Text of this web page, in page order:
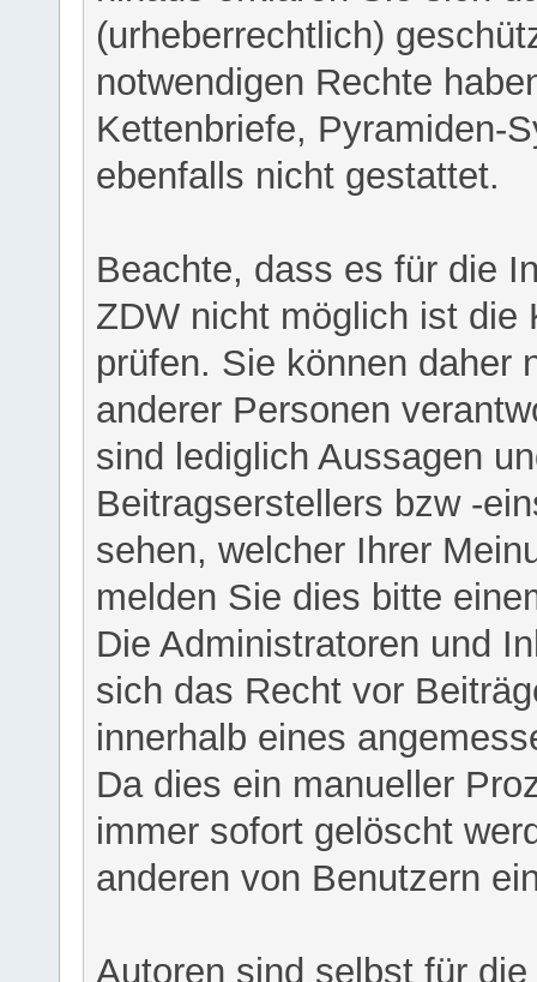
(urheberrechtlich)
notwendigen Rechte
Kettenbriefe, Pyramiden-
ebenfalls nicht gestattet.
Beachte, dass es für die
ZDW nicht möglich ist die
prüfen. Sie können daher
anderer Personen
sind lediglich Aussagen
Beitragserstellers bzw -
sehen, welcher Ihrer
melden Sie dies bitte
Die Administratoren und
sich das Recht vor
innerhalb eines
Da dies ein manueller
immer sofort gelöscht
anderen von Benutzern
Autoren sind selbst für